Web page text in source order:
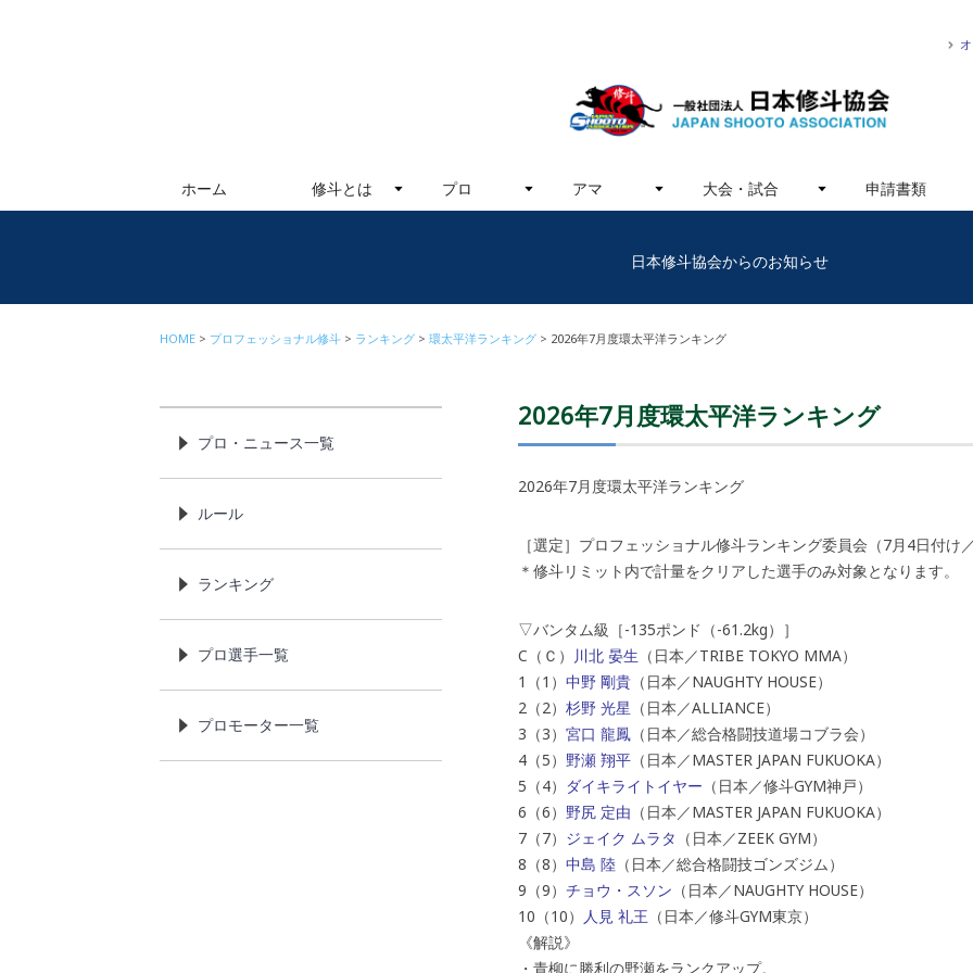
ホーム 修斗とは プロ アマ 大会・試合 申請書類
日本修斗協会からのお知らせ
HOME プロフェッショナル修斗 ランキング 環太平洋ランキング 2026年7月度環太平洋ランキング
2026年7月度環太平洋ランキング
2026年7月度環太平洋ランキング
［選定］プロフェッショナル修斗ランキング委員会（7月4日付け
＊修斗リミット内で計量をクリアした選手のみ対象となります。
▽バンタム級［-135ポンド（-61.2kg）］
C（Ｃ） 川北 晏生 （日本／TRIBE TOKYO MMA）
1（1） 中野 剛貴 （日本／NAUGHTY HOUSE）
2（2） 杉野 光星 （日本／ALLIANCE）
3（3） 宮口 龍鳳 （日本／総合格闘技道場コブラ会）
4（5） 野瀬 翔平 （日本／MASTER JAPAN FUKUOKA）
5（4） ダイキライトイヤー （日本／修斗GYM神戸）
6（6） 野尻 定由 （日本／MASTER JAPAN FUKUOKA）
7（7） ジェイク ムラタ （日本／ZEEK GYM）
8（8） 中島 陸 （日本／総合格闘技ゴンズジム）
9（9） チョウ・スソン （日本／NAUGHTY HOUSE）
10（10） 人見 礼王 （日本／修斗GYM東京）
《解説》
・青柳に勝利の野瀬をランクアップ。
プロ・ニュース一覧
ルール
ランキング
プロ選手一覧
プロモーター一覧